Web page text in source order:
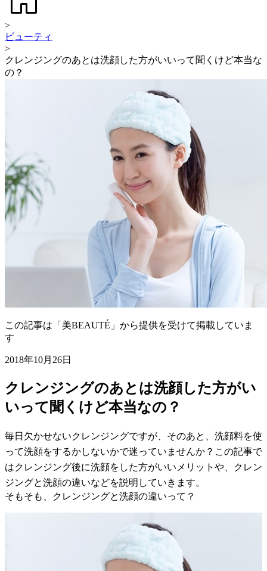
>
ビューティ
>
クレンジングのあとは洗顔した方がいいって聞くけど本当な
の？
この記事は「美BEAUTÉ」から提供を受けて掲載していま
す
2018年10月26日
クレンジングのあとは洗顔した方がい
いって聞くけど本当なの？
毎日欠かせないクレンジングですが、そのあと、洗顔料を使
って洗顔をするかしないかで迷っていませんか？この記事で
はクレンジング後に洗顔をした方がいいメリットや、クレン
ジングと洗顔の違いなどを説明していきます。
そもそも、クレンジングと洗顔の違いって？